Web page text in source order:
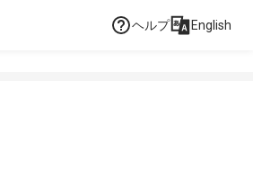
ヘルプ English